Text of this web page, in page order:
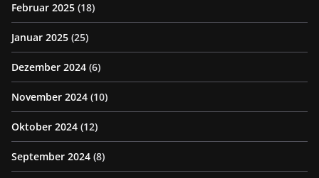
Februar 2025 (18)
Januar 2025 (25)
Dezember 2024 (6)
November 2024 (10)
Oktober 2024 (12)
September 2024 (8)